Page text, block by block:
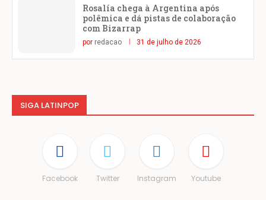
Rosalía chega à Argentina após
polêmica e dá pistas de colaboração
com Bizarrap
por redacao 31 de julho de 2026
SIGA LATINPOP
Facebook Twitter Instagram Youtube